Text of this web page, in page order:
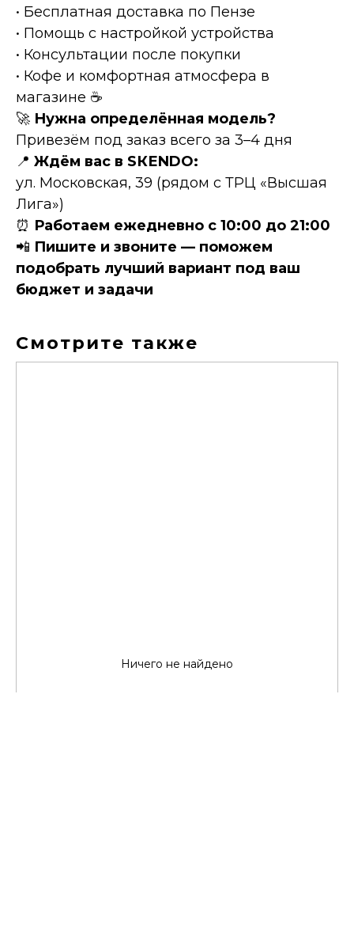
• Бесплатная доставка по Пензе
• Помощь с настройкой устройства
• Консультации после покупки
• Кофе и комфортная атмосфера в
магазине ☕
🚀 Нужна определённая модель?
Привезём под заказ всего за 3–4 дня
📍 Ждём вас в SКЕNDО:
ул. Московская, 39 (рядом с ТРЦ «Высшая
Лига»)
⏰ Работаем ежедневно с 10:00 до 21:00
📲 Пишите и звоните — поможем
подобрать лучший вариант под ваш
бюджет и задачи
Смотрите также
Ничего не найдено